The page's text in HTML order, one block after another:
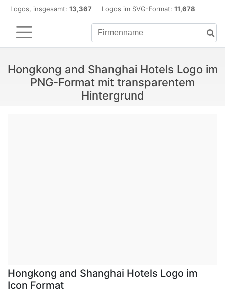
Logos, insgesamt: 13,367 Logos im SVG-Format: 11,678
Hongkong and Shanghai Hotels Logo im
PNG-Format mit transparentem
Hintergrund
Hongkong and Shanghai Hotels Logo im
Icon Format